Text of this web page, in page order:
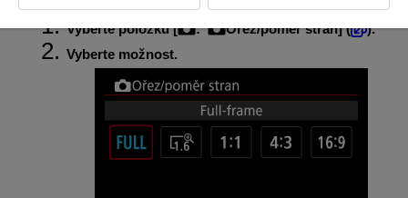
Vyberte položku [ : Ořez/poměr stran] (
).
Vyberte možnost.